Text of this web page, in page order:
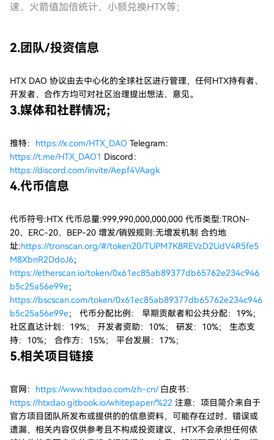
速、火箭值加倍统计、小额兑换HTX等；
2.团队/投资信息
HTX DAO 协议由去中心化的全球社区进行管理，任何HTX持有者、
开发者、合作方均可对社区治理提出想法、意见。
3.媒体和社群情况；
推特： https://x.com/HTX_DAO Telegram：
https://t.me/HTX_DAO1 Discord：
https://discord.com/invite/Aepf4VAagk
4.代币信息
代币符号:HTX 代币总量:999,990,000,000,000 代币类型:TRON-
20、ERC-20、BEP-20 增发/销毁规则:无增发机制 合约地
址:https://tronscan.org/#/token20/TUPM7K8REVzD2UdV4R5fe5
M8XbnR2DdoJ6；
https://etherscan.io/token/0x61ec85ab89377db65762e234c946
b5c25a56e99e；
https://bscscan.com/token/0x61ec85ab89377db65762e234c946
b5c25a56e99e； 代币分配比例： 早期贡献者和公共分配：19%；
社区直达计划：19%； 开发者资助：10%； 研发：10%； 生态支
持：10%； 合作方：15%； 平台发展：17%；
5.相关项目链接
官网： https://www.htxdao.com/zh-cn/白皮书：
https://htxdao.gitbook.io/whitepaper/%22 注意：项目简介来自于
官方项目团队所发布或提供的的信息资料，可能存在过时、错误或
遗漏，相关内容仅供参考且不构成投资建议，HTX不会承担任何依